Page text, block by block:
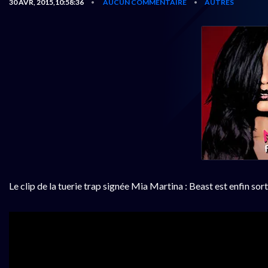
30 AVR, 2015,10:58:36 • AUCUN COMMENTAIRE • AUTRES
Le clip de la tuerie trap signée Mia Martina : Beast est enfin